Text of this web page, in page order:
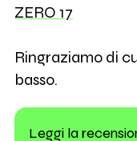
ZERO 17
Ringraziamo di
basso.
Leggi la